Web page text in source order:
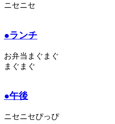
ニセニセ
●ランチ
お弁当まぐまぐ
まぐまぐ
●午後
ニセニセぴっぴ